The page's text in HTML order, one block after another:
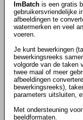
ImBatch is een gratis
gebruikersvriendelijke
afbeeldingen te
watermerken en veel
voeren.
Je kunt bewerkingen
bewerkingsreeks
volgorde van de taken
twee maal of meer
afbeeldingen
bewerkingsreeks),
parameters uitsluiten,
Met ondersteuning
beeldformaten.